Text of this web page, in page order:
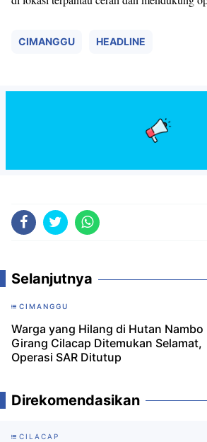
CIMANGGU HEADLINE
Selanjutnya
CIMANGGU
Warga yang Hilang di Hutan Nambo
Girang Cilacap Ditemukan Selamat,
Operasi SAR Ditutup
Direkomendasikan
CILACAP